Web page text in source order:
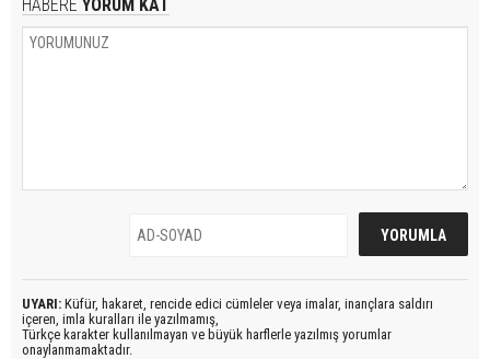
HABERE YORUM KAT
UYARI: Küfür, hakaret, rencide edici cümleler veya imalar, inançlara saldırı
içeren, imla kuralları ile yazılmamış,
Türkçe karakter kullanılmayan ve büyük harflerle yazılmış yorumlar
onaylanmamaktadır.